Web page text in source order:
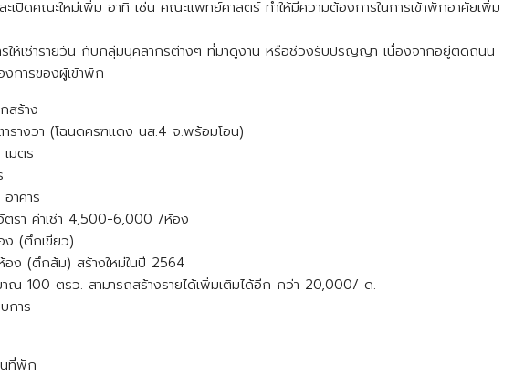
เปิดคณะใหม่เพิ่ม อาทิ เช่น คณะแพทย์ศาสตร์ ทำให้มีความต้องการในการเข้าพักอาศัยเพิ่ม
รให้เช่ารายวัน กับกลุ่มบุคลากรต่างๆ ที่มาดูงาน หรือช่วงรับปริญญา เนื่องจากอยู่ติดถนน
การของผู้เข้าพัก
สร้าง
รางวา (โฉนดครฑแดง นส.4 จ.พร้อมโอน)
มตร
าคาร
รา ค่าเช่า 4,500-6,000 /ห้อง
ง (ตึกเขียว)
ง (ตึกส้ม) สร้างใหม่ในปี 2564
าณ 100 ตรว. สามารถสร้างรายได้เพิ่มเติมได้อีก กว่า 20,000/ ด.
การ
นที่พัก